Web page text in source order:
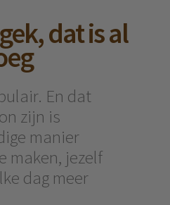
dat is al
En dat
zijn is
manier
maken, jezelf
dag meer